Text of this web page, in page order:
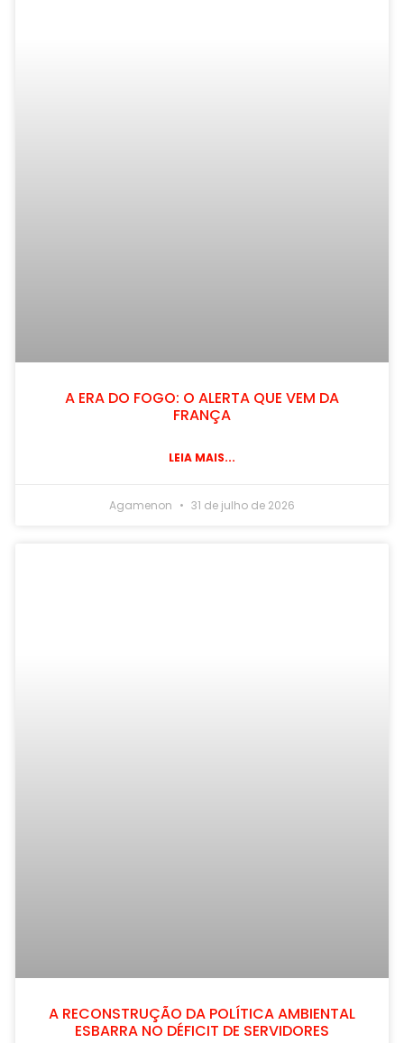
A ERA DO FOGO: O ALERTA QUE VEM DA
FRANÇA
LEIA MAIS...
Agamenon 31 de julho de 2026
A RECONSTRUÇÃO DA POLÍTICA AMBIENTAL
ESBARRA NO DÉFICIT DE SERVIDORES